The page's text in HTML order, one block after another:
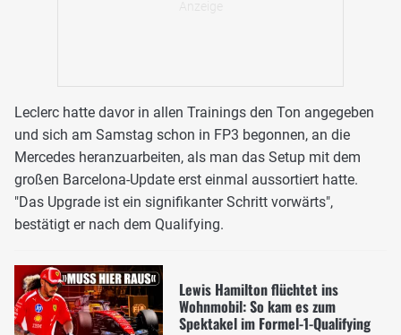
Leclerc hatte davor in allen Trainings den Ton angegeben
und sich am Samstag schon in FP3 begonnen, an die
Mercedes heranzuarbeiten, als man das Setup mit dem
großen Barcelona-Update erst einmal aussortiert hatte.
"Das Upgrade ist ein signifikanter Schritt vorwärts",
bestätigt er nach dem Qualifying.
Lewis Hamilton flüchtet ins
Wohnmobil: So kam es zum
Spektakel im Formel-1-Qualifying